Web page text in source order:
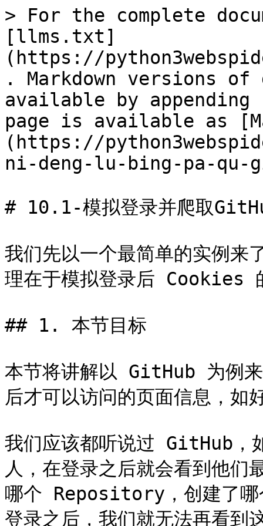
> For the complete
[llms.txt]
(https://
. Markdown versions of
available by
page is available as
(https://
ni-deng-lu-bing-pa-qu-
# 10.1-模拟登录并爬取
我们先以一个最简单的实例来
理在于模拟登录后 Cookies
## 1. 本节目标
本节将讲解以 GitHub 为例来
后才可以访问的页面信息，如
我们应该都听说过 GitHub
人，在登录之后就会看到他们
哪个 Repository，创建了哪
登录之后，我们就无法再看到